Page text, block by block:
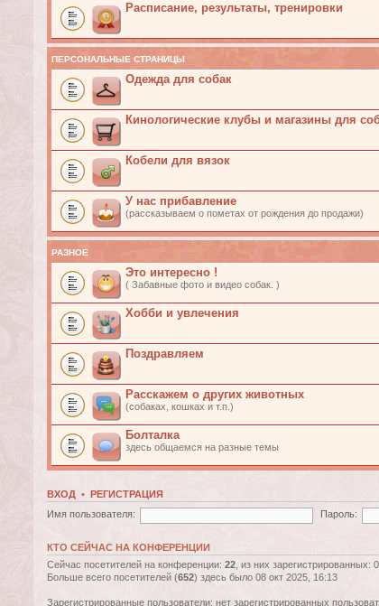
Расписание, результаты, тренировки
ПЕРСОНАЛЬНЫЕ СТРАНИЦЫ
Одежда для собак
Кинологические клубы и магазины для
Кобели для вязок
У нас прибавление
(рассказываем о пометах от рождения до продажи)
РАЗНОЕ
Это интересно !
( Забавные фото и видео собак. )
Хобби и увлечения
Поздравляем
Расскажем о других животных
(собаках, кошках и т.п.)
Болталка
здесь общаемся на разные темы
ВХОД • РЕГИСТРАЦИЯ
Имя пользователя:
Пароль:
КТО СЕЙЧАС НА КОНФЕРЕНЦИИ
Сейчас посетителей на конференции: 22 , из них
Больше всего посетителей (652) здесь было 08 окт 2025, 16:13
Зарегистрированные пользователи: нет зарегистрированных